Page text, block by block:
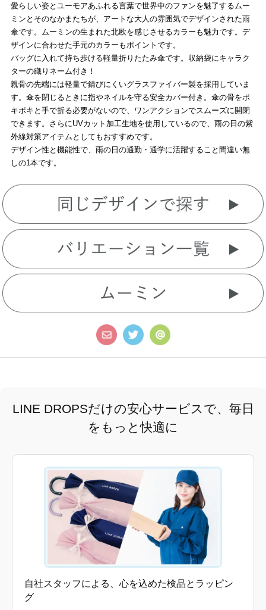
愛らしい姿とユーモアあふれる言葉で世界中のファンを魅了するムー
ミンとそのなかまたちが、アートな大人の雰囲気でデザインされた雨
傘です。ムーミンの生まれた北欧を感じさせるカラーも魅力です。デ
ザインに合わせた手元のカラーもポイントです。
バッグに入れて持ち歩ける軽量折りたたみ傘です。収納袋にキャラク
ターの織りネーム付き！
親骨の先端には軽量で錆びにくいグラスファイバー製を採用していま
す。傘を閉じるときに指やネイルを守る安全カバー付き。傘の骨をポ
キポキと手で折る必要がないので、ワンアクションでスムーズに開閉
できます。さらにUVカット加工生地を使用しているので、雨の日の紫
外線対策アイテムとしてもおすすめです。
デザイン性と機能性で、雨の日の通勤・通学に活躍すること間違い無
しの1本です。
LINE DROPSだけの安心サービスで、毎日
をもっと快適に
自社スタッフによる、心を込めた検品とラッピン
グ